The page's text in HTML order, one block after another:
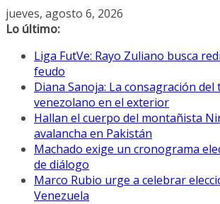
Saltar
al
jueves, agosto 6, 2026
Lo último:
Liga FutVe: Rayo Zuliano busca
feudo
Diana Sanoja: La consagración del
venezolano en el exterior
Hallan el cuerpo del montañista
avalancha en Pakistán
Machado exige un cronograma
de diálogo
Marco Rubio urge a celebrar
Venezuela